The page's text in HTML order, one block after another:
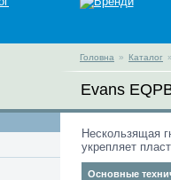
Головна » Каталог »
Evans
Нескользящая
укрепляет
Основные